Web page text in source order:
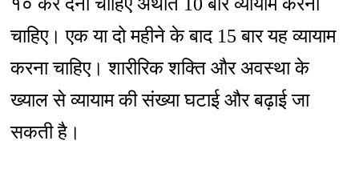
१० कर देना चाहिए अर्थात 10 बार व्यायाम करना
चाहिए। एक या दो महीने के बाद 15 बार यह व्यायाम
करना चाहिए। शारीरिक शक्ति और अवस्था के
ख्याल से व्यायाम की संख्या घटाई और बढ़ाई जा
सकती है।